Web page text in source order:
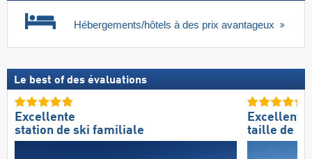
Hébergements/hôtels à des prix avantageux
Le best of des évaluations
Excellente
station de ski familiale
Excellente
taille de